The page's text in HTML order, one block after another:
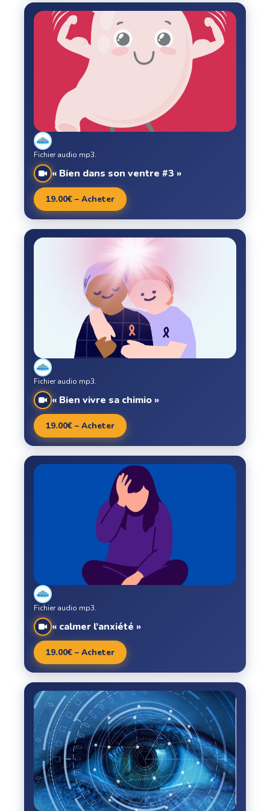
« Bien dans son ventre #3 »
Fichier audio mp3.
19.00€ – Acheter
« Bien vivre sa chimio »
Fichier audio mp3.
19.00€ – Acheter
« calmer l’anxiété »
Fichier audio mp3.
19.00€ – Acheter